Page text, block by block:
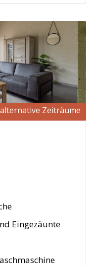
alternative Zeiträume
Eingezäunte